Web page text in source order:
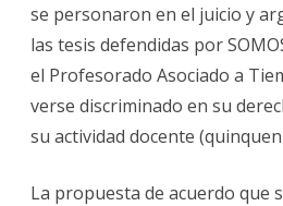
se personaron en el juicio y
las tesis defendidas por
el Profesorado Asociado a
verse discriminado en su
su actividad docente
La propuesta de acuerdo que